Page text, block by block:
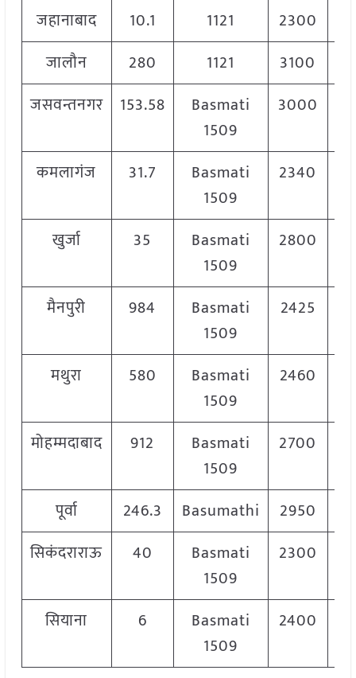
जहानाबाद 10.1 1121 2300
जालौन
280 1121 3100
जसवन्तनगर
153.58
Basmati
1509
3000
कमलागंज 31.7
Basmati
1509
2340
खुर्जा 35
Basmati
1509
2800
मैनपुरी 984
Basmati
1509
2425
मथुरा 580
Basmati
1509
2460
मोहम्मदाबाद 912
Basmati
1509
2700
पूर्वा 246.3 Basumathi 2950
सिकंदराराऊ
40
Basmati
1509
2300
सियाना 6
Basmati
1509
2400